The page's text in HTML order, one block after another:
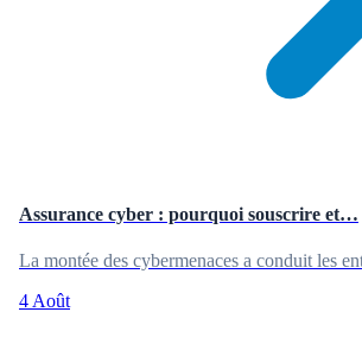
Assurance cyber : pourquoi souscrire et…
La montée des cybermenaces a conduit les
4 Août